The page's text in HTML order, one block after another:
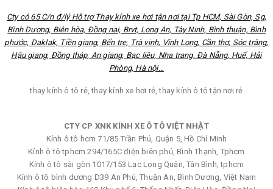
Cty có 65 C/n đ/lý Hỗ trợ Thay kính xe hơi tận nơi tại Tp HCM, Sài Gòn, Sg,
Bình Dương, Biên hòa, Đồng nai, Brvt, Long An, Tây Ninh, Bình thuận, Bình
phước, Daklak, Tiền giang, Bến tre, Trà vinh, Vĩnh Long, Cần thơ, Sóc trăng,
Hậu giang, Đồng tháp, An giang, Bạc liêu, Nha trang, Đà Nẵng, Huế, Hải
Phòng, Hà nội…
thay kính ô tô rẻ, thay kính xe hơi rẻ, thay kính ô tô tận nơi rẻ
CTY CP XNK KÍNH XE Ô TÔ VIỆT NHẬT
Kính ô tô hcm 71/85 Trần Phú, Quận 5, Hồ Chí Minh
Kính ô tô tphcm 294/165C điện biên phủ, Bình Thạnh, Tphcm
Kính ô tô sài gòn 1017/153 Lạc Long Quân, Tân Bình, tphcm
Kính ô tô bình dương D39 An Phú, Thuận An, Bình Dương, Việt Nam